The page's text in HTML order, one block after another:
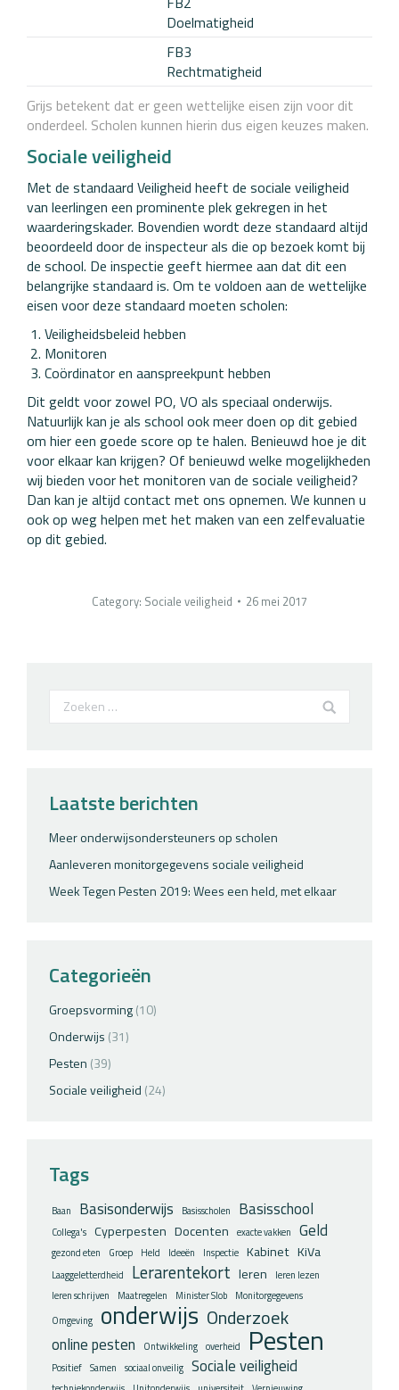
Doelmatigheid
FB3
Rechtmatigheid
Grijs betekent dat er geen wettelijke eisen zijn voor dit
onderdeel. Scholen kunnen hierin dus eigen keuzes maken.
Sociale veiligheid
Met de standaard Veiligheid heeft de sociale veiligheid
van leerlingen een prominente plek gekregen in het
waarderingskader. Bovendien wordt deze standaard altijd
beoordeeld door de inspecteur als die op bezoek komt bij
de school. De inspectie geeft hiermee aan dat dit een
belangrijke standaard is. Om te voldoen aan de wettelijke
eisen voor deze standaard moeten scholen:
Veiligheidsbeleid hebben
Monitoren
Coördinator en aanspreekpunt hebben
Dit geldt voor zowel PO, VO als speciaal onderwijs.
Natuurlijk kan je als school ook meer doen op dit gebied
om hier een goede score op te halen. Benieuwd hoe je dit
voor elkaar kan krijgen? Of benieuwd welke mogelijkheden
wij bieden voor het monitoren van de sociale veiligheid?
Dan kan je altijd contact met ons opnemen. We kunnen u
ook op weg helpen met het maken van een zelfevaluatie
op dit gebied.
Category: Sociale veiligheid 26 mei 2017
Search:
Laatste berichten
Meer onderwijsondersteuners op scholen
Aanleveren monitorgegevens sociale veiligheid
Week Tegen Pesten 2019: Wees een held, met elkaar
Categorieën
Groepsvorming(10)
Onderwijs (31)
Pesten (39)
Sociale veiligheid (24)
Tags
Baan Basisonderwijs Basisscholen Basisschool
Collega's Cyperpesten Docenten exacte vakken Geld
gezond eten Groep Held Ideeën Inspectie Kabinet KiVa
Laaggeletterdheid Lerarentekort leren
leren lezen
leren schrijven
Maatregelen Minister Slob
Monitorgegevens
Omgeving
onderwijs Onderzoek
online pesten Ontwikkeling overheid Pesten
Positief Samen sociaal onveilig Sociale veiligheid